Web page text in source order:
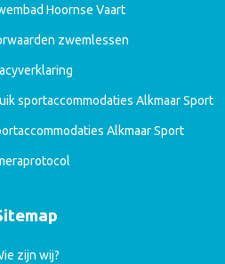
Hoornse Vaart
zwemlessen
sportaccommodaties Alkmaar Sport
Alkmaar Sport
zijn wij?